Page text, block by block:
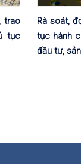
trao
tục
Rà soát,
tục hành
đầu tư,